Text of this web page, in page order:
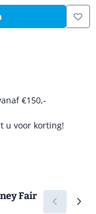
€150,-
u voor korting!
Fair